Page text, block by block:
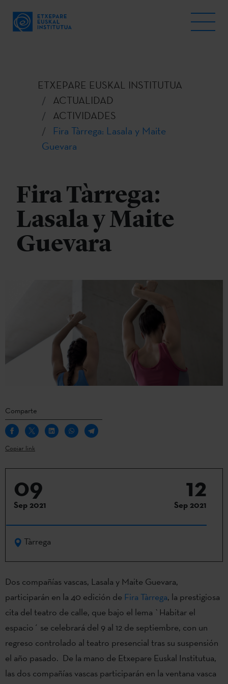
ETXEPARE EUSKAL INSTITUTUA
ACTUALIDAD
ACTIVIDADES
Fira Tàrrega: Lasala y Maite
Guevara
Fira Tàrrega:
Lasala y Maite
Guevara
Comparte
Copiar link
09
Sep 2021
12
Sep 2021
Tàrrega
Dos compañías vascas, Lasala y Maite Guevara,
participarán en la 40 edición de Fira Tàrrega, la prestigiosa
cita del teatro de calle, que bajo el lema `Habitar el
espacio´ se celebrará del 9 al 12 de septiembre, con un
regreso controlado al teatro presencial tras su suspensión
el año pasado. De la mano de Etxepare Euskal Institutua,
las dos compañías vascas participarán en la ventana vasca